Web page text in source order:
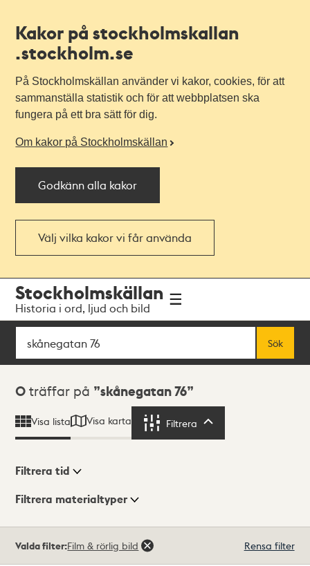
Kakor på stockholmskallan
.stockholm.se
På Stockholmskällan använder vi kakor, cookies, för att
sammanställa statistik och för att webbplatsen ska
fungera på ett bra sätt för dig.
Om kakor på Stockholmskällan
Godkänn alla kakor
Välj vilka kakor vi får använda
navigationen
huvudinnehållet
Stockholmskällan
Historia i ord, ljud och bild
Sök
Sök
Sökresultat
0 träffar på skånegatan 76
Visa lista Visa karta Filtrera
Visningsläge
Filtrera tid
Filtrera materialtyper
träffar
Valda filter:Film & rörlig bild Rensa filter